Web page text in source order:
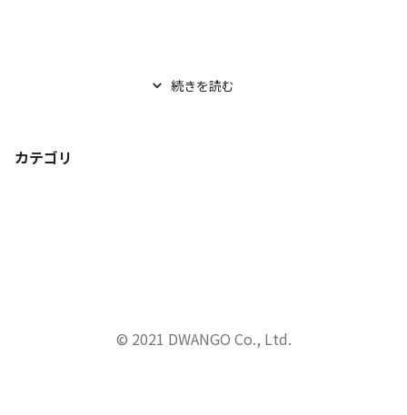
続きを読む
カテゴリ
© 2021 DWANGO Co., Ltd.